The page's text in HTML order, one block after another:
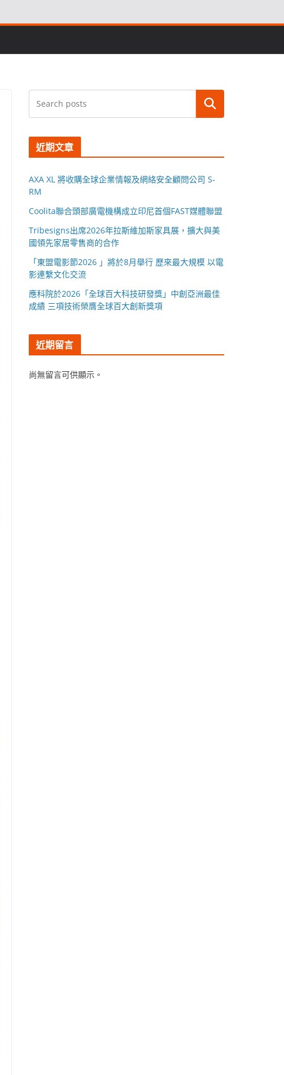
搜尋
近期文章
AXA XL 將收購全球企業情報及網絡安全顧問公司 S-
RM
Coolita聯合頭部廣電機構成立印尼首個FAST媒體聯盟
Tribesigns出席2026年拉斯維加斯家具展，擴大與美
國領先家居零售商的合作
「東盟電影節2026 」將於8月舉行 歷來最大規模 以電
影連繫文化交流
應科院於2026「全球百大科技研發獎」中創亞洲最佳
成績 三項技術榮膺全球百大創新獎項
近期留言
尚無留言可供顯示。